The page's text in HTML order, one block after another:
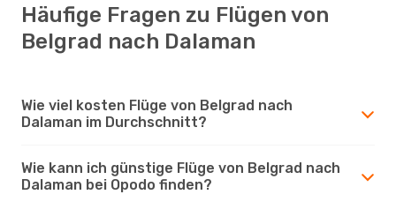
Häufige Fragen zu Flügen von
Belgrad nach Dalaman
Wie viel kosten Flüge von Belgrad nach
Dalaman im Durchschnitt?
Wie kann ich günstige Flüge von Belgrad nach
Dalaman bei Opodo finden?